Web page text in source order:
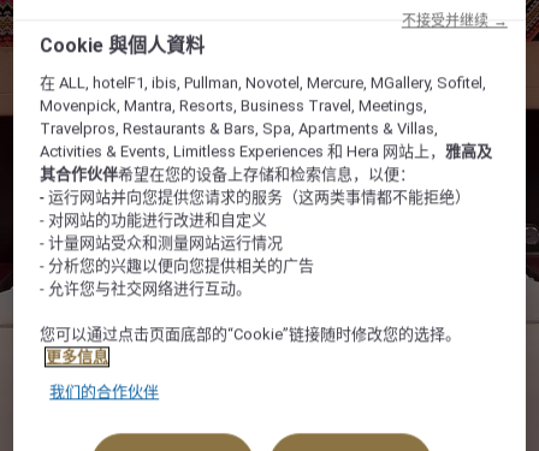
Cookie 與個人資料
在 ALL, hotelF1, ibis, Pullman, Novotel, Mercure, MGallery, Sofitel,
Movenpick, Mantra, Resorts, Business Travel, Meetings,
Travelpros, Restaurants & Bars, Spa, Apartments & Villas,
Activities & Events, Limitless Experiences 和 Hera 网站上，雅高及
其合作伙伴希望在您的设备上存储和检索信息，以便：
- 运行网站并向您提供您请求的服务（这两类事情都不能拒绝）
- 对网站的功能进行改进和自定义
- 计量网站受众和测量网站运行情况
- 分析您的兴趣以便向您提供相关的广告
- 允许您与社交网络进行互动。
您可以通过点击页面底部的“Cookie”链接随时修改您的选择。
更多信息
我们的合作伙伴
不接受并继续 →